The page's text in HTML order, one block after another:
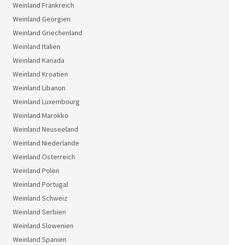
Weinland Frankreich
Weinland Georgien
Weinland Griechenland
Weinland Italien
Weinland Kanada
Weinland Kroatien
Weinland Libanon
Weinland Luxembourg
Weinland Marokko
Weinland Neuseeland
Weinland Niederlande
Weinland Österreich
Weinland Polen
Weinland Portugal
Weinland Schweiz
Weinland Serbien
Weinland Slowenien
Weinland Spanien